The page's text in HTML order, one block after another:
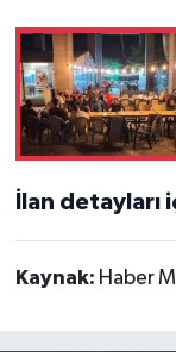
İlan detayları
Kaynak: Haber
Yaşam
Yemek